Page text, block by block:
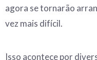
agora se tornarão
vez mais difícil.
Isso acontece por